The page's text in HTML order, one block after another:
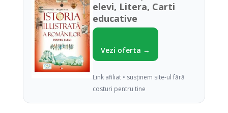
elevi, Litera, Carti
educative
Vezi oferta →
Link afiliat • susținem site-ul fără
costuri pentru tine